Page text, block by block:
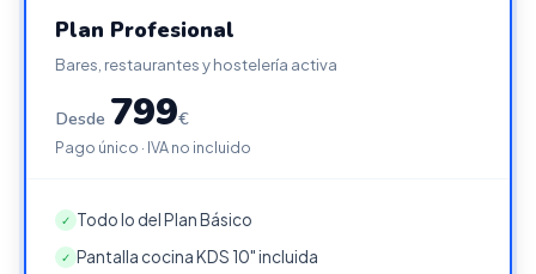
Plan Profesional
Bares, restaurantes y hostelería activa
Desde 799€
Pago único · IVA no incluido
✓ Todo lo del Plan Básico
✓ Pantalla cocina KDS 10" incluida